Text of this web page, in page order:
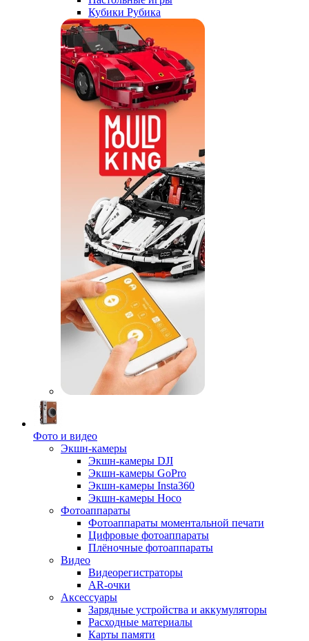
Кубики Рубика
Фото и видео
Экшн-камеры
Экшн-камеры DJI
Экшн-камеры GoPro
Экшн-камеры Insta360
Экшн-камеры Hoco
Фотоаппараты
Фотоаппараты моментальной печати
Цифровые фотоаппараты
Плёночные фотоаппараты
Видео
Видеорегистраторы
AR-очки
Аксессуары
Зарядные устройства и аккумуляторы
Расходные материалы
Карты памяти